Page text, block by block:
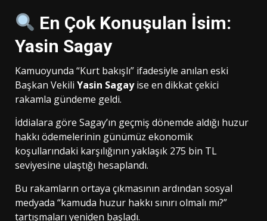
En Çok Konuşulan İsim:
Yasin Sagay
Kamuoyunda “Kurt bakışlı” ifadesiyle anılan eski
Başkan Vekili Yasin Sagayise en dikkat çekici
rakamla gündeme geldi.
İddialara göre Sagay’ın geçmiş dönemde aldığı huzur
hakkı ödemelerinin günümüz ekonomik
koşullarındaki karşılığının yaklaşık 275 bin TL
seviyesine ulaştığı hesaplandı.
Bu rakamların ortaya çıkmasının ardından sosyal
medyada “kamuda huzur hakkı sınırı olmalı mı?”
tartışmaları yeniden başladı.